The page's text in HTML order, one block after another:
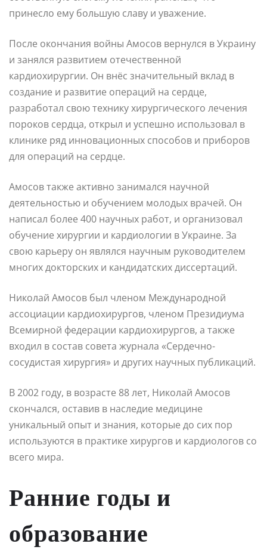
принесло ему большую славу и уважение.
После окончания войны Амосов вернулся в Украину
и занялся развитием отечественной
кардиохирургии. Он внёс значительный вклад в
создание и развитие операций на сердце,
разработал свою технику хирургического лечения
пороков сердца, открыл и успешно использовал в
клинике ряд инновационных способов и приборов
для операций на сердце.
Амосов также активно занимался научной
деятельностью и обучением молодых врачей. Он
написал более 400 научных работ, и организовал
обучение хирургии и кардиологии в Украине. За
свою карьеру он являлся научным руководителем
многих докторских и кандидатских диссертаций.
Николай Амосов был членом Международной
ассоциации кардиохирургов, членом Президиума
Всемирной федерации кардиохирургов, а также
входил в состав совета журнала «Сердечно-
сосудистая хирургия» и других научных публикаций.
В 2002 году, в возрасте 88 лет, Николай Амосов
скончался, оставив в наследие медицине
уникальный опыт и знания, которые до сих пор
используются в практике хирургов и кардиологов со
всего мира.
Ранние годы и
образование